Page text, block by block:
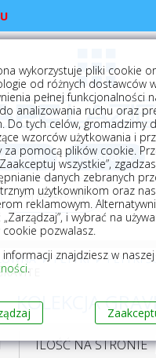
rejestracja
Mój koszyk (0)
PŁYTKI
PŁYTKI
KOLEKCJA
ILOŚĆ NA STRONIE
wykorzystuje pliki cookie
od różnych dostawców
pełnej funkcjonalności
do analizowania ruchu oraz
Do tych celów, gromadzimy
wzorców użytkowania i
za pomocą plików cookie.
wszystkie”,
danych zebranych
użytkownikom oraz
reklamowym.
„Zarządzaj”, i wybrać na
cookie pozwalasz.
informacji znajdziesz w naszej
.